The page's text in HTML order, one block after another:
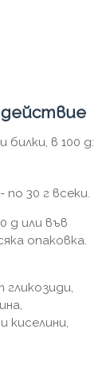
действие
билки, в 100 g:
30 г всеки.
g или във
опаковка.
киселини,